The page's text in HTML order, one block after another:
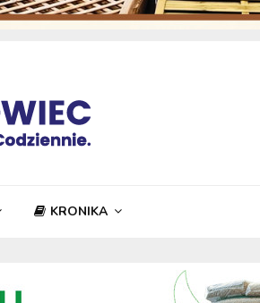
KRONIKA